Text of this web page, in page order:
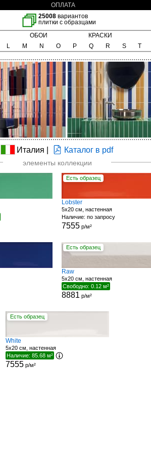
ОПЛАТА
25008 вариантов
плитки с образцами
ОБОИ КРАСКИ
L M N O P Q R S T
Италия | Каталог в pdf
элементы коллекции
Есть образец
Lobster
5x20 см, настенная
Наличие: по запросу
7555 р/м²
Есть образец
Raw
5x20 см, настенная
Свободно: 0.12 м²
8881 р/м²
Есть образец
White
5x20 см, настенная
Наличие: 85.68 м²
7555р/м²